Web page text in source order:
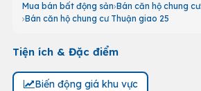
Mua bán bất động sản Bán căn hộ chung cư
Bán căn hộ chung cư Thuận giao 25
Tiện ích & Đặc điểm
Biến động giá khu vực